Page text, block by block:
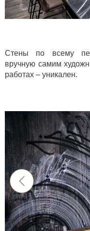
Стены по всему
вручную самим
работах – уникален.